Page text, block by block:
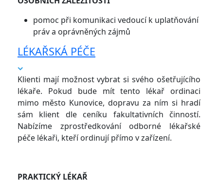
pomoc při komunikaci vedoucí k uplatňování
práv a oprávněných zájmů
LÉKAŘSKÁ PÉČE
Klienti mají možnost vybrat si svého ošetřujícího
lékaře. Pokud bude mít tento lékař ordinaci
mimo město Kunovice, dopravu za ním si hradí
sám klient dle ceníku fakultativních činností.
Nabízíme zprostředkování odborné lékařské
péče lékaři, kteří ordinují přímo v zařízení.
PRAKTICKÝ LÉKAŘ